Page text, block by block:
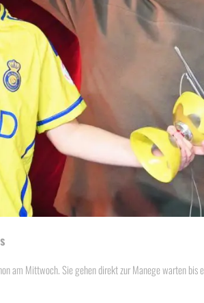
am Mittwoch. Sie gehen direkt zur Manege warten